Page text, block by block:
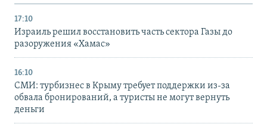
17:10
Израиль решил восстановить часть сектора Газы до
разоружения «Хамас»
16:10
СМИ: турбизнес в Крыму требует поддержки из-за
обвала бронирований, а туристы не могут вернуть
деньги